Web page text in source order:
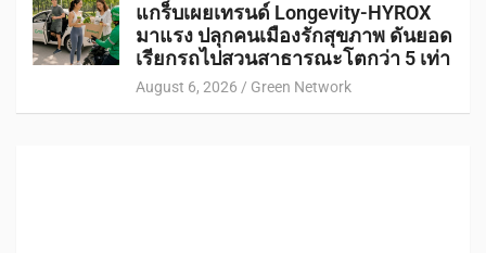
แกร็บเผยเทรนด์ Longevity-HYROX
มาแรง ปลุกคนเมืองรักสุขภาพ ดันยอด
เรียกรถไปสวนสาธารณะโตกว่า 5 เท่า
August 6, 2026 Green Network